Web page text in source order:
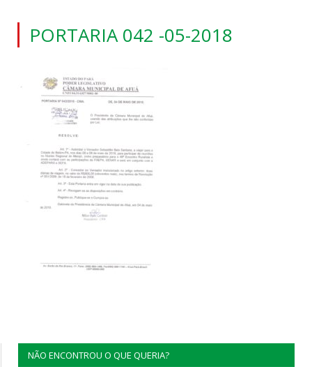
PORTARIA 042 -05-2018
NÃO ENCONTROU O QUE QUERIA?